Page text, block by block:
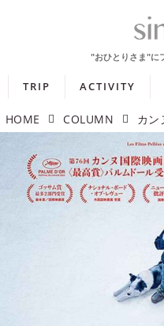
TRIP ACTIVITY
HOME COLUMN